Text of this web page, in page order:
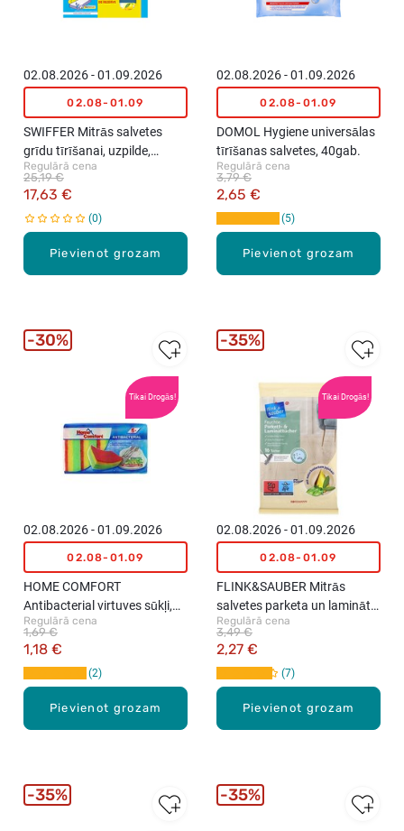
Pievienot grozam
02.08.2026 - 01.09.2026
02.08-01.09
SWIFFER Mitrās salvetes
grīdu tīrīšanai, uzpilde,
48gab
Regulārā cena
17,63 €
25,19 €
0
Pievienot grozam
02.08.2026 - 01.09.2026
02.08-01.09
DOMOL Hygiene universālas
tīrīšanas salvetes, 40gab.
Regulārā cena
2,65 €
3,79 €
5
Tikai Drogās!
Pievienot grozam
02.08.2026 - 01.09.2026
02.08-01.09
HOME COMFORT
Antibacterial virtuves sūkļi,
5gab.
Regulārā cena
1,18 €
1,69 €
2
30%
Tikai Drogās!
Pievienot grozam
02.08.2026 - 01.09.2026
02.08-01.09
FLINK&SAUBER Mitrās
salvetes parketa un lamināta
uzkopšanai, 16gab.
Regulārā cena
2,27 €
3,49 €
7
35%
35% 35%